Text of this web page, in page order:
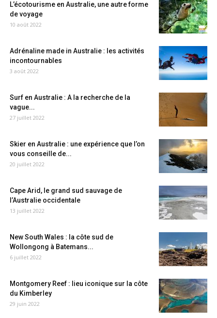
L’écotourisme en Australie, une autre forme
de voyage
10 août 2022
Adrénaline made in Australie : les activités
incontournables
3 août 2022
Surf en Australie : A la recherche de la
vague...
27 juillet 2022
Skier en Australie : une expérience que l’on
vous conseille de...
20 juillet 2022
Cape Arid, le grand sud sauvage de
l’Australie occidentale
13 juillet 2022
New South Wales : la côte sud de
Wollongong à Batemans...
6 juillet 2022
Montgomery Reef : lieu iconique sur la côte
du Kimberley
29 juin 2022